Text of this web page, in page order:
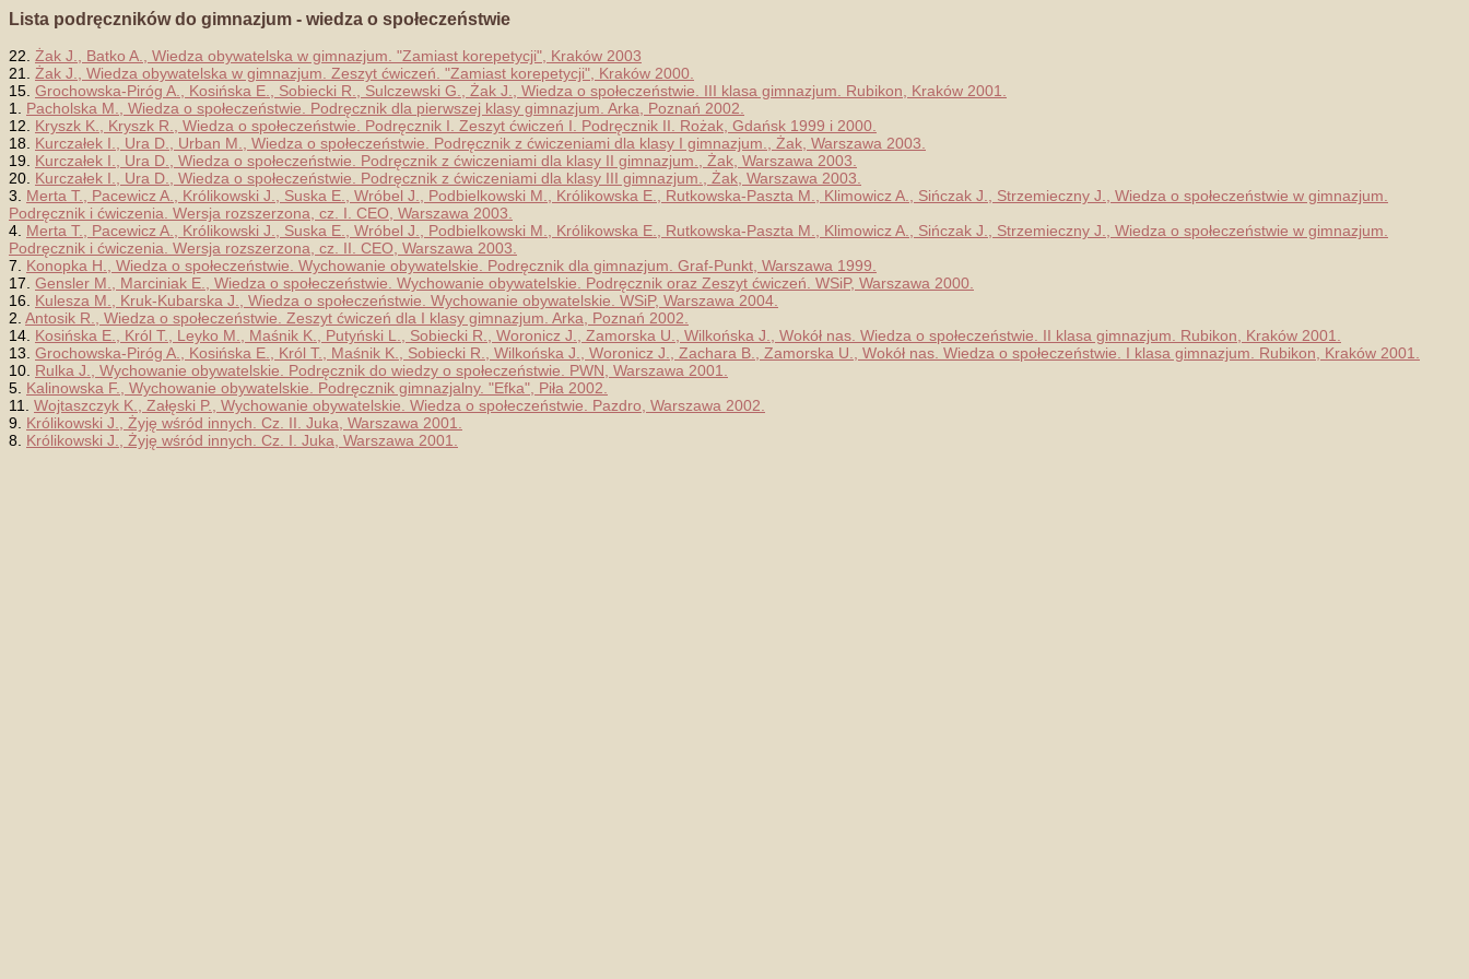
Lista podręczników do gimnazjum - wiedza o społeczeństwie
22. Żak J., Batko A., Wiedza obywatelska w gimnazjum. "Zamiast korepetycji", Kraków 2003
21. Żak J., Wiedza obywatelska w gimnazjum. Zeszyt ćwiczeń. "Zamiast korepetycji", Kraków 2000.
15. Grochowska-Piróg A., Kosińska E., Sobiecki R., Sulczewski G., Żak J., Wiedza o społeczeństwie. III klasa gimnazjum. Rubikon, Kraków 2001.
1. Pacholska M., Wiedza o społeczeństwie. Podręcznik dla pierwszej klasy gimnazjum. Arka, Poznań 2002.
12. Kryszk K., Kryszk R., Wiedza o społeczeństwie. Podręcznik I. Zeszyt ćwiczeń I. Podręcznik II. Rożak, Gdańsk 1999 i 2000.
18. Kurczałek I., Ura D., Urban M., Wiedza o społeczeństwie. Podręcznik z ćwiczeniami dla klasy I gimnazjum., Żak, Warszawa 2003.
19. Kurczałek I., Ura D., Wiedza o społeczeństwie. Podręcznik z ćwiczeniami dla klasy II gimnazjum., Żak, Warszawa 2003.
20. Kurczałek I., Ura D., Wiedza o społeczeństwie. Podręcznik z ćwiczeniami dla klasy III gimnazjum., Żak, Warszawa 2003.
3. Merta T., Pacewicz A., Królikowski J., Suska E., Wróbel J., Podbielkowski M., Królikowska E., Rutkowska-Paszta M., Klimowicz A., Sińczak J., Strzemieczny J., Wiedza o społeczeństwie w gimnazjum.
Podręcznik i ćwiczenia. Wersja rozszerzona, cz. I. CEO, Warszawa 2003.
4. Merta T., Pacewicz A., Królikowski J., Suska E., Wróbel J., Podbielkowski M., Królikowska E., Rutkowska-Paszta M., Klimowicz A., Sińczak J., Strzemieczny J., Wiedza o społeczeństwie w gimnazjum.
Podręcznik i ćwiczenia. Wersja rozszerzona, cz. II. CEO, Warszawa 2003.
7. Konopka H., Wiedza o społeczeństwie. Wychowanie obywatelskie. Podręcznik dla gimnazjum. Graf-Punkt, Warszawa 1999.
17. Gensler M., Marciniak E., Wiedza o społeczeństwie. Wychowanie obywatelskie. Podręcznik oraz Zeszyt ćwiczeń. WSiP, Warszawa 2000.
16. Kulesza M., Kruk-Kubarska J., Wiedza o społeczeństwie. Wychowanie obywatelskie. WSiP, Warszawa 2004.
2. Antosik R., Wiedza o społeczeństwie. Zeszyt ćwiczeń dla I klasy gimnazjum. Arka, Poznań 2002.
14. Kosińska E., Król T., Leyko M., Maśnik K., Putyński L., Sobiecki R., Woronicz J., Zamorska U., Wilkońska J., Wokół nas. Wiedza o społeczeństwie. II klasa gimnazjum. Rubikon, Kraków 2001.
13. Grochowska-Piróg A., Kosińska E., Król T., Maśnik K., Sobiecki R., Wilkońska J., Woronicz J., Zachara B., Zamorska U., Wokół nas. Wiedza o społeczeństwie. I klasa gimnazjum. Rubikon, Kraków 2001.
10. Rulka J., Wychowanie obywatelskie. Podręcznik do wiedzy o społeczeństwie. PWN, Warszawa 2001.
5. Kalinowska F., Wychowanie obywatelskie. Podręcznik gimnazjalny. "Efka", Piła 2002.
11. Wojtaszczyk K., Załęski P., Wychowanie obywatelskie. Wiedza o społeczeństwie. Pazdro, Warszawa 2002.
9. Królikowski J., Żyję wśród innych. Cz. II. Juka, Warszawa 2001.
8. Królikowski J., Żyję wśród innych. Cz. I. Juka, Warszawa 2001.